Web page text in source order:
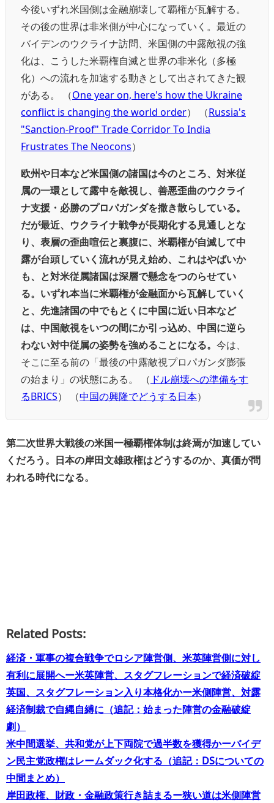
今後いずれ米国側は金融崩壊して覇権が瓦解する。
その後の世界は非米側が中心になっていく。最近の
バイデンのウクライナ訪問、米国側の中露敵視の強
化は、こうした米覇権自滅と世界の非米化（多極
化）への流れを加速する動きとして出されてきた観
がある。 （One year on, here's how the Ukraine
conflict is changing the world order） （Russia's
"Sanction-Proof" Trade Corridor To India
Frustrates The Neocons）
欧州や日本など米国側の諸国は今のところ、対米従
属の一環として露中を敵視し、善悪歪曲のウクライ
ナ支援・必勝のプロパガンダを撒き散らしている。
だが最近、ウクライナ戦争が長期化する見通しとな
り、表層の歪曲喧伝と裏腹に、米覇権が自滅して中
露が台頭していく流れが見え始め、これはやばいか
も、と対米従属諸国は深層で懸念をつのらせてい
る。いずれ本当に米覇権が金融面から瓦解していく
と、先進諸国の中でもとくに中国に近い日本など
は、中国敵視をいつの間にか引っ込め、中国に逆ら
わない対中従属の姿勢を強めることになる。 今は、
そこに至る前の「最後の中露敵視プロパガンダ膨張
の始まり」の状態にある。 （ ドル崩壊への準備をす
るBRICS） （中国の興隆でどうする日本）
第二次世界大戦後の米国一極覇権体制は終焉が加速してい
くだろう。日本の岸田文雄政権はどうするのか、真価が問
われる時代になる。
Related Posts:
経済・軍事の複合戦争でロシア陣営側、米英陣営側に対し
有利に展開へー米英陣営、スタグフレーションで経済破綻
英国、スタグフレーション入り本格化かー米側陣営、対露
経済制裁で自縄自縛に（追記：始まった陣営の金融破綻
劇）
米中間選挙、共和党が上下両院で過半数を獲得かーバイデ
ン民主党政権はレームダック化する（追記：DSについての
中間まとめ）
岸田政権、財政・金融政策行き詰まるー狭い道は米側陣営